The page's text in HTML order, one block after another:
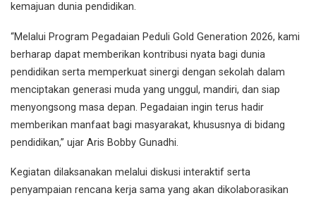
kemajuan dunia pendidikan.
“Melalui Program Pegadaian Peduli Gold Generation 2026, kami
berharap dapat memberikan kontribusi nyata bagi dunia
pendidikan serta memperkuat sinergi dengan sekolah dalam
menciptakan generasi muda yang unggul, mandiri, dan siap
menyongsong masa depan. Pegadaian ingin terus hadir
memberikan manfaat bagi masyarakat, khususnya di bidang
pendidikan,” ujar Aris Bobby Gunadhi.
Kegiatan dilaksanakan melalui diskusi interaktif serta
penyampaian rencana kerja sama yang akan dikolaborasikan